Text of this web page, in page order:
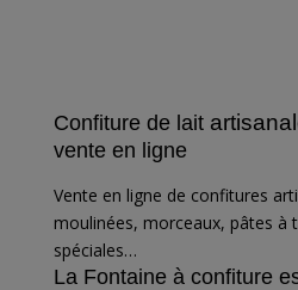
Confiture de lait
vente en ligne
Vente en ligne de confitures
moulinées, morceaux, pâtes à
spéciales…
La Fontaine à confiture